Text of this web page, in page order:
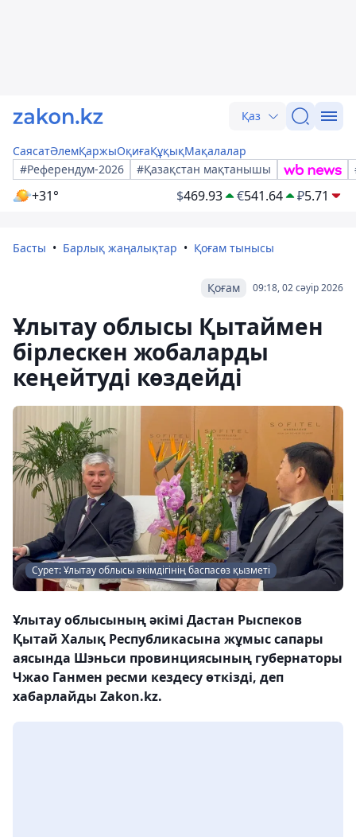
Қаз
СаясатӘлемҚаржыОқиғаҚұқықМақалалар
#Референдум-2026
#Қазақстан мақтанышы
+31° $469.93 €541.64 ₽5.71
Басты Барлық жаңалықтар Қоғам тынысы
09:18, 02 сәуір 2026
Қоғам
Ұлытау облысы Қытаймен
бірлескен жобаларды
кеңейтуді көздейді
Сурет: Ұлытау облысы әкімдігінің баспасөз қызметі
Ұлытау облысының әкімі Дастан Рыспеков
Қытай Халық Республикасына жұмыс сапары
аясында Шэньси провинциясының губернаторы
Чжао Ганмен ресми кездесу өткізді, деп
хабарлайды Zakon.kz.